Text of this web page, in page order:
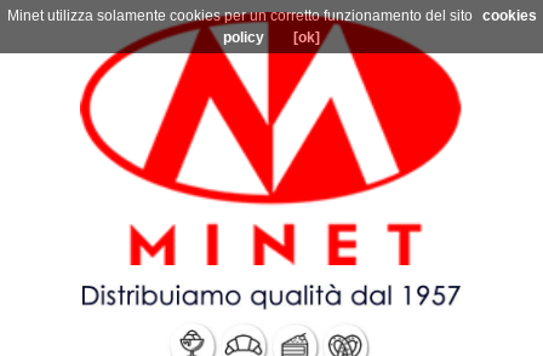
Minet utilizza solamente cookies per un corretto funzionamento del sito
cookies
policy
[ok]